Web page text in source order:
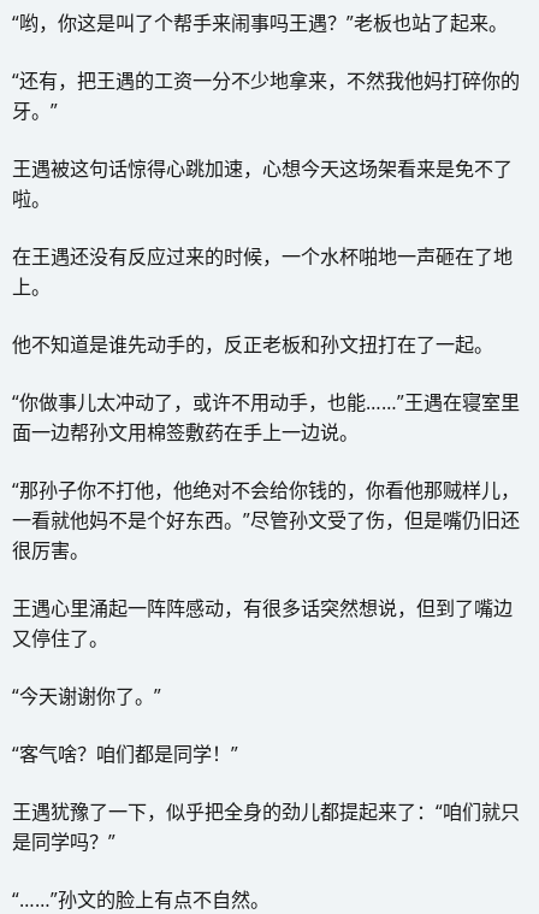
“哟，你这是叫了个帮手来闹事吗王遇？”老板也站了起来。
“还有，把王遇的工资一分不少地拿来，不然我他妈打碎你的
牙。”
王遇被这句话惊得心跳加速，心想今天这场架看来是免不了
啦。
在王遇还没有反应过来的时候，一个水杯啪地一声砸在了地
上。
他不知道是谁先动手的，反正老板和孙文扭打在了一起。
“你做事儿太冲动了，或许不用动手，也能……”王遇在寝室里
面一边帮孙文用棉签敷药在手上一边说。
“那孙子你不打他，他绝对不会给你钱的，你看他那贼样儿，
一看就他妈不是个好东西。”尽管孙文受了伤，但是嘴仍旧还
很厉害。
王遇心里涌起一阵阵感动，有很多话突然想说，但到了嘴边
又停住了。
“今天谢谢你了。”
“客气啥？咱们都是同学！”
王遇犹豫了一下，似乎把全身的劲儿都提起来了：“咱们就只
是同学吗？”
“……”孙文的脸上有点不自然。